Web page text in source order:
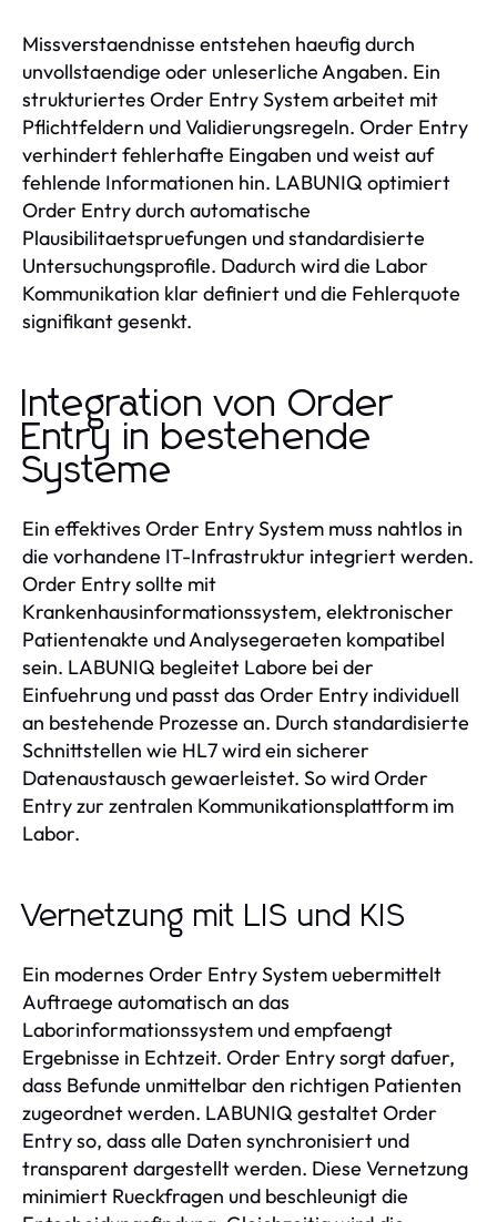
Missverstaendnisse entstehen haeufig durch
unvollstaendige oder unleserliche Angaben. Ein
strukturiertes Order Entry System arbeitet mit
Pflichtfeldern und Validierungsregeln. Order Entry
verhindert fehlerhafte Eingaben und weist auf
fehlende Informationen hin. LABUNIQ optimiert
Order Entry durch automatische
Plausibilitaetspruefungen und standardisierte
Untersuchungsprofile. Dadurch wird die Labor
Kommunikation klar definiert und die Fehlerquote
signifikant gesenkt.
Integration von Order
Entry in bestehende
Systeme
Ein effektives Order Entry System muss nahtlos in
die vorhandene IT-Infrastruktur integriert werden.
Order Entry sollte mit
Krankenhausinformationssystem, elektronischer
Patientenakte und Analysegeraeten kompatibel
sein. LABUNIQ begleitet Labore bei der
Einfuehrung und passt das Order Entry individuell
an bestehende Prozesse an. Durch standardisierte
Schnittstellen wie HL7 wird ein sicherer
Datenaustausch gewaerleistet. So wird Order
Entry zur zentralen Kommunikationsplattform im
Labor.
Vernetzung mit LIS und KIS
Ein modernes Order Entry System uebermittelt
Auftraege automatisch an das
Laborinformationssystem und empfaengt
Ergebnisse in Echtzeit. Order Entry sorgt dafuer,
dass Befunde unmittelbar den richtigen Patienten
zugeordnet werden. LABUNIQ gestaltet Order
Entry so, dass alle Daten synchronisiert und
transparent dargestellt werden. Diese Vernetzung
minimiert Rueckfragen und beschleunigt die